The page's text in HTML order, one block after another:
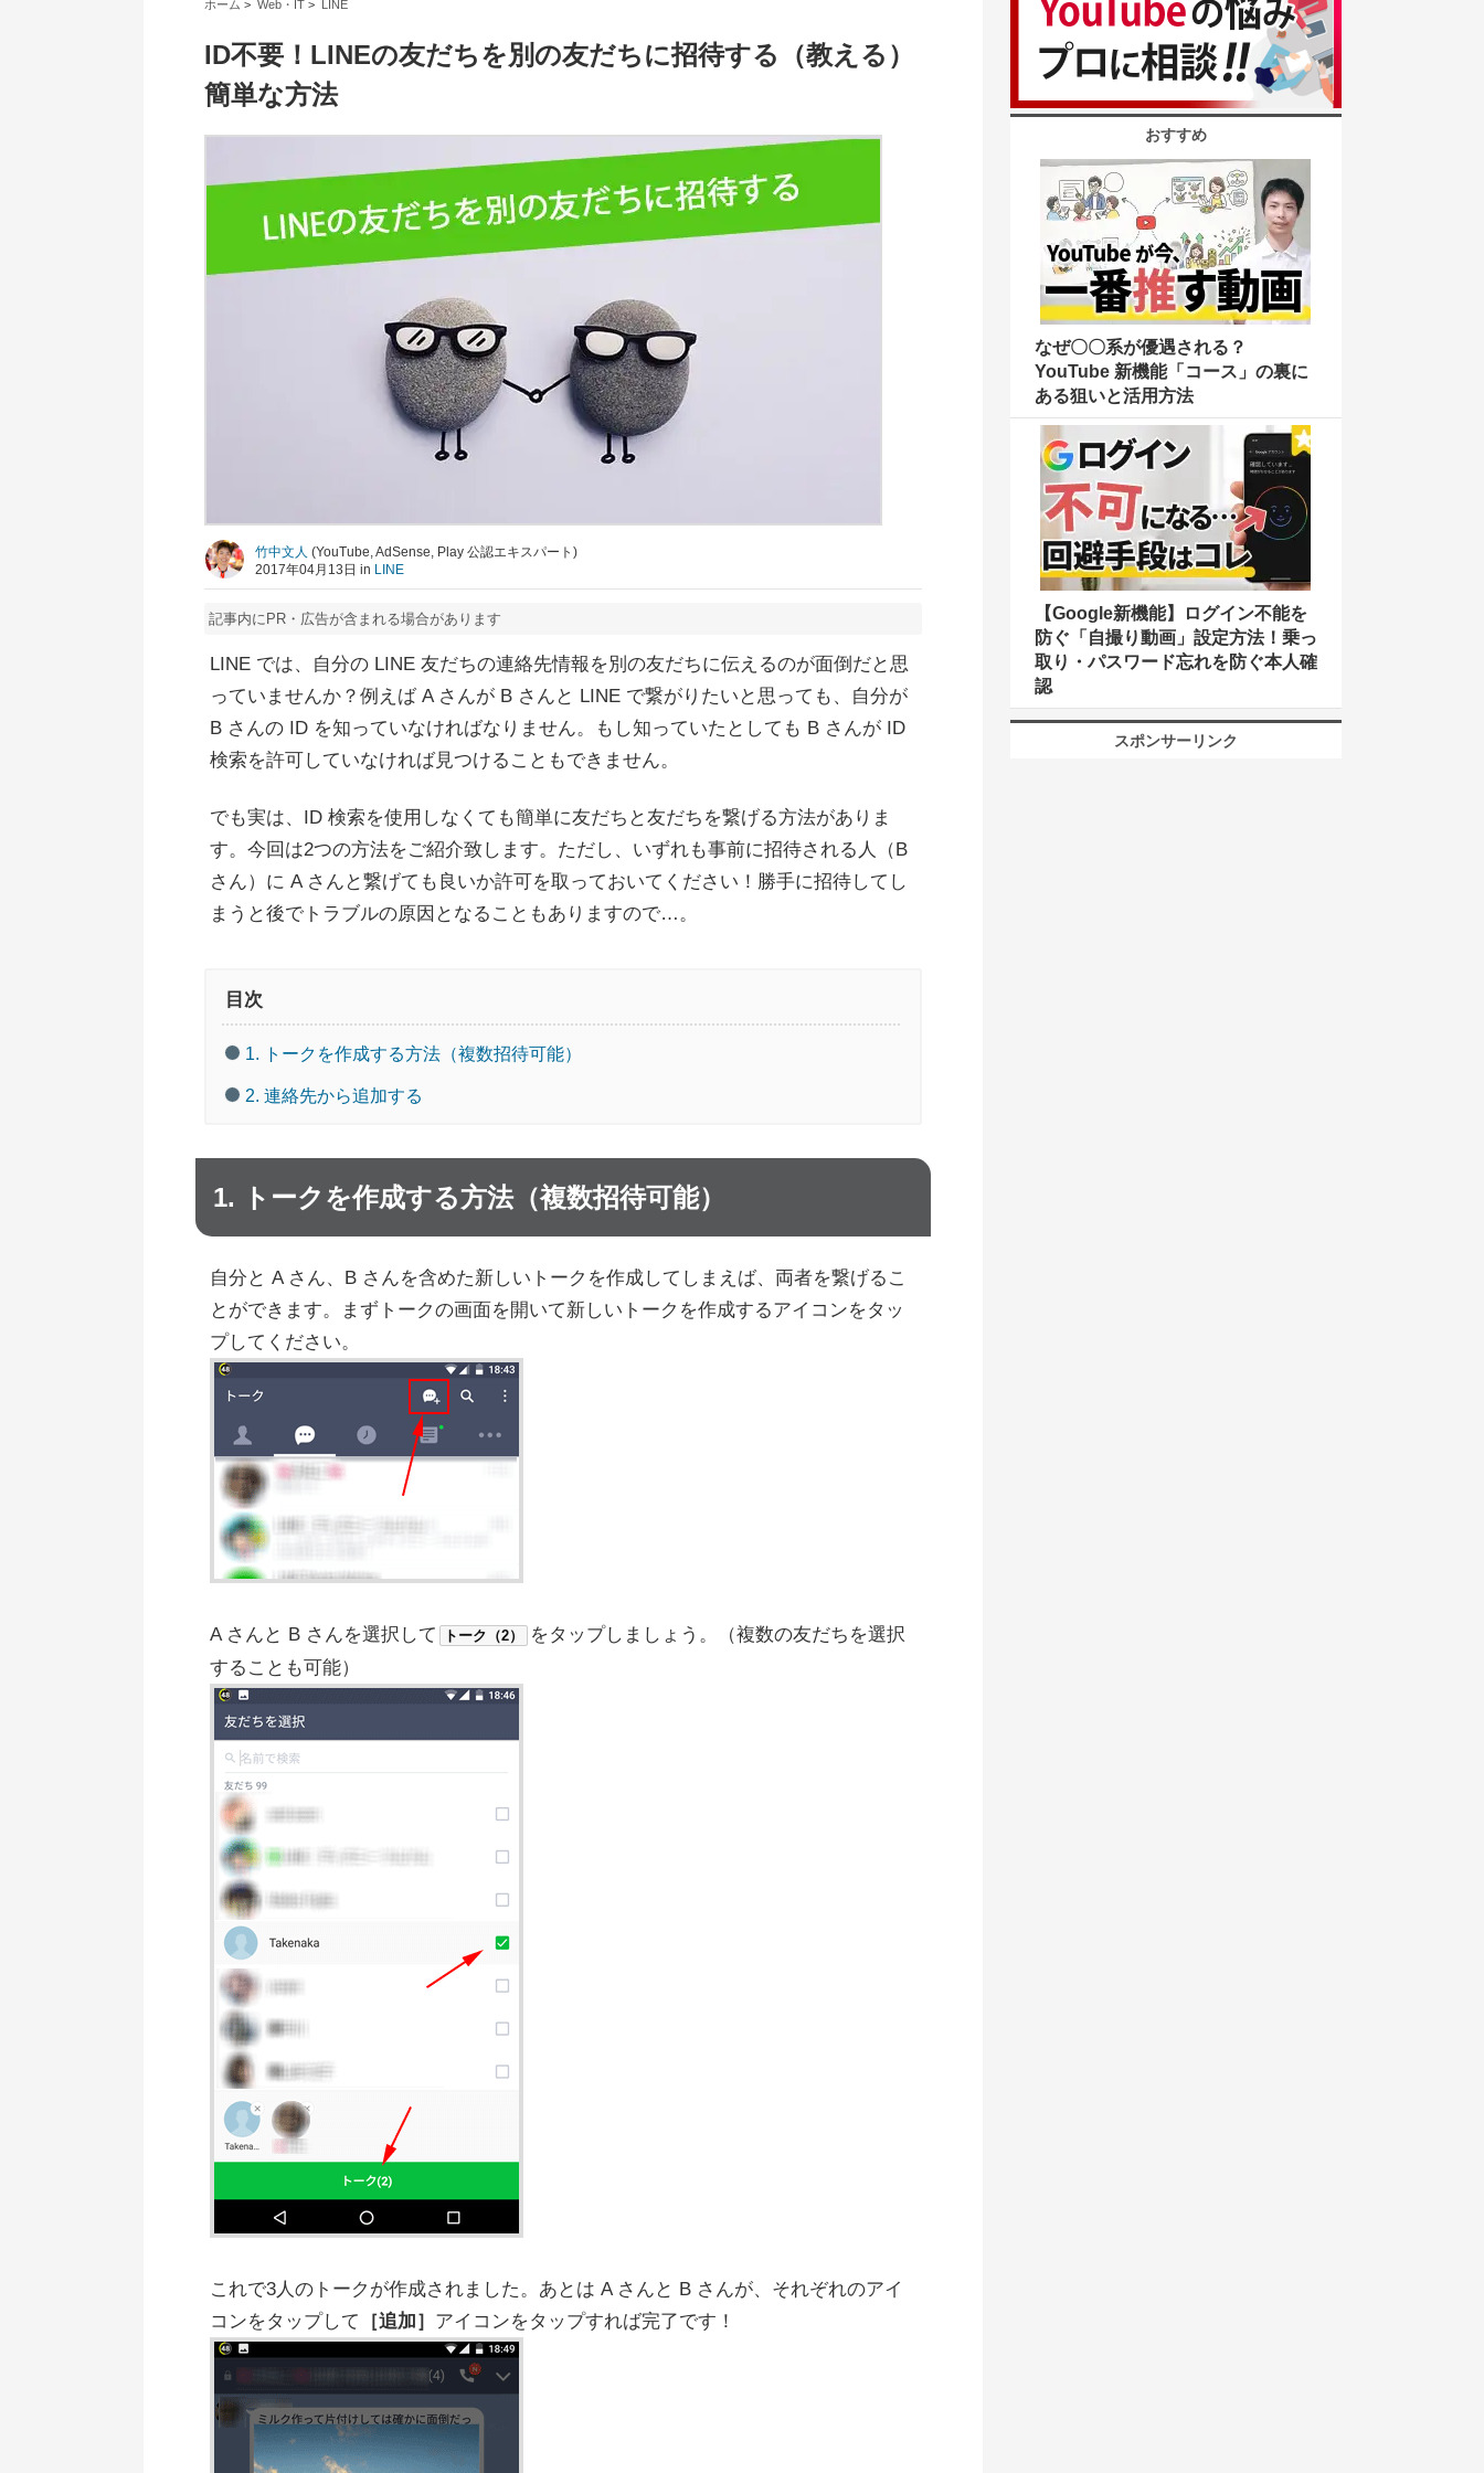
ホーム > Web・IT> LINE
ID不要！LINEの友だちを別の友だちに招待する（教える）
簡単な方法
竹中文人 (YouTube, AdSense, Play 公認エキスパート)
2017年04月13日 in LINE
記事内にPR・広告が含まれる場合があります
LINE では、自分の LINE 友だちの連絡先情報を別の友だちに伝えるのが面倒だと思
っていませんか？例えば A さんが B さんと LINE で繋がりたいと思っても、自分が
B さんの ID を知っていなければなりません。もし知っていたとしても B さんが ID
検索を許可していなければ見つけることもできません。
でも実は、ID 検索を使用しなくても簡単に友だちと友だちを繋げる方法がありま
す。今回は2つの方法をご紹介致します。ただし、いずれも事前に招待される人（B
さん）に A さんと繋げても良いか許可を取っておいてください！勝手に招待してし
まうと後でトラブルの原因となることもありますので…。
目次
1. トークを作成する方法（複数招待可能）
2. 連絡先から追加する
1. トークを作成する方法（複数招待可能）
自分と A さん、B さんを含めた新しいトークを作成してしまえば、両者を繋げるこ
とができます。まずトークの画面を開いて新しいトークを作成するアイコンをタッ
プしてください。
A さんと B さんを選択して トーク（2）
をタップしましょう。（複数の友だちを選択
することも可能）
これで3人のトークが作成されました。あとは A さんと B さんが、それぞれのアイ
コンをタップして ［追加］ アイコンをタップすれば完了です！
おすすめ
なぜ〇〇系が優遇される？
YouTube 新機能「コース」の裏に
ある狙いと活用方法
【Google新機能】ログイン不能を
防ぐ「自撮り動画」設定方法！乗っ
取り・パスワード忘れを防ぐ本人確
認
スポンサーリンク